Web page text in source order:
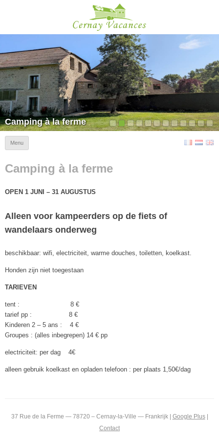
Cernay Vacances
Camping à la ferme
Menu
Camping à la ferme
OPEN 1 JUNI – 31 AUGUSTUS
Alleen voor kampeerders op de fiets of
wandelaars onderweg
beschikbaar: wifi, electriciteit, warme douches, toiletten, koelkast.
Honden zijn niet toegestaan
TARIEVEN
tent : 8 €
tarief pp : 8 €
Kinderen 2 – 5 ans : 4 €
Groupes : (alles inbegrepen) 14 € pp
electriciteit: per dag 4€
alleen gebruik koelkast en opladen telefoon : per plaats 1,50€/dag
37 Rue de la Ferme — 78720 – Cernay-la-Ville — Frankrijk | Google Plus|
Contact